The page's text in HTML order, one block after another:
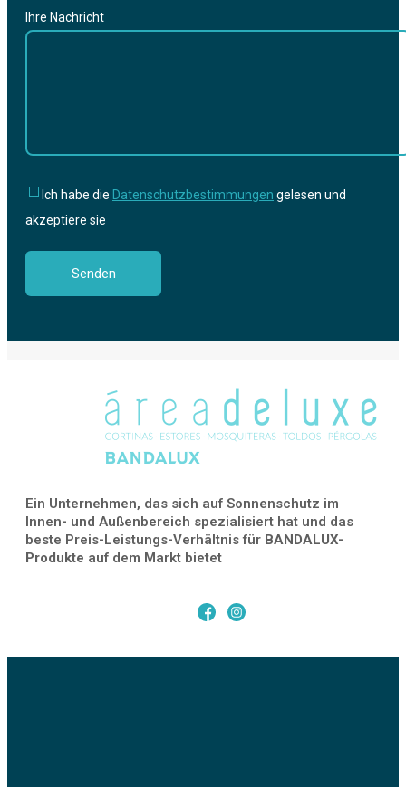
Ihre Nachricht
Ich habe die Datenschutzbestimmungen gelesen und
akzeptiere sie
Ein Unternehmen, das sich auf Sonnenschutz im
Innen- und Außenbereich spezialisiert hat und das
beste Preis-Leistungs-Verhältnis für BANDALUX-
Produkte auf dem Markt bietet